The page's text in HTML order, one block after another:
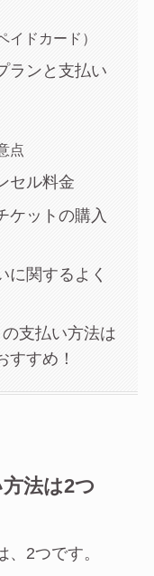
イドカード）
ランと支払い
点
セル料金
ケットの購入
に関するよく
支払い方法は
すすめ！
法は2つ
2つです。